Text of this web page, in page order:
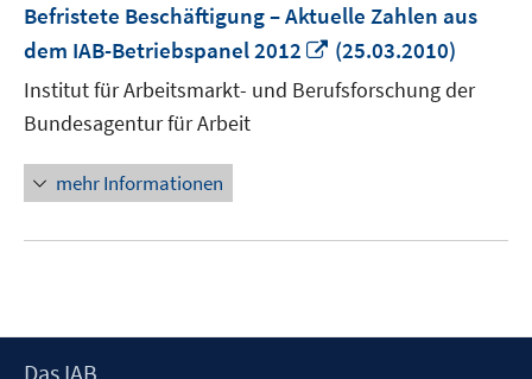
Befristete Beschäftigung – Aktuelle Zahlen aus
dem IAB-Betriebspanel 2012
In
neuem
Fenster
(25.03.2010)
Institut für Arbeitsmarkt- und Berufsforschung der
Bundesagentur für Arbeit
mehr Informationen
Footer
Das IAB